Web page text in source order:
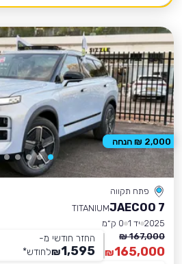
פתח תקווה
JAECOO 7
TITANIUM
2025 יד 1
0 ק״מ
167,000 ₪
165,000
₪
החזר חודשי מ-
1,595
₪לחודש*
2,000 ₪ הנחה